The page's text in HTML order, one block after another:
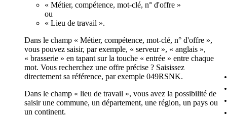
« Métier, compétence, mot-clé, n° d'offre »
ou
« Lieu de travail ».
Dans le champ « Métier, compétence, mot-clé, n° d'offre »,
vous pouvez saisir, par exemple, « serveur », « anglais »,
« brasserie » en tapant sur la touche « entrée » entre chaque
mot. Vous recherchez une offre précise ? Saisissez
directement sa référence, par exemple 049RSNK.
Dans le champ « lieu de travail », vous avez la possibilité de
saisir une commune, un département, une région, un pays ou
un continent.